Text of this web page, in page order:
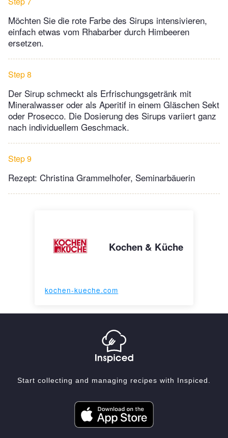
Möchten Sie die rote Farbe des Sirups intensivieren,
einfach etwas vom Rhabarber durch Himbeeren
ersetzen.
Step 8
Der Sirup schmeckt als Erfrischungsgetränk mit
Mineralwasser oder als Aperitif in einem Gläschen Sekt
oder Prosecco. Die Dosierung des Sirups variiert ganz
nach individuellem Geschmack.
Step 9
Rezept: Christina Grammelhofer, Seminarbäuerin
Kochen & Küche
kochen-kueche.com
Start collecting and managing recipes with Inspiced.